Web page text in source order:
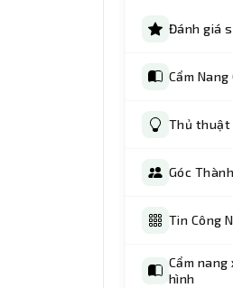
Đánh giá
Cẩm
Thủ thuật
Góc
Tin Công
Cẩm nang
hình